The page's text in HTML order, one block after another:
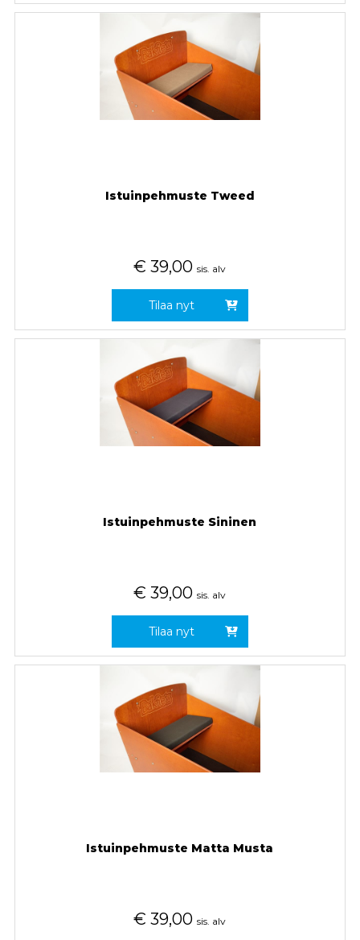
Istuinpehmuste Tweed
€ 39,00 sis. alv
Tilaa nyt
Istuinpehmuste Sininen
€ 39,00 sis. alv
Tilaa nyt
Istuinpehmuste Matta Musta
€ 39,00 sis. alv